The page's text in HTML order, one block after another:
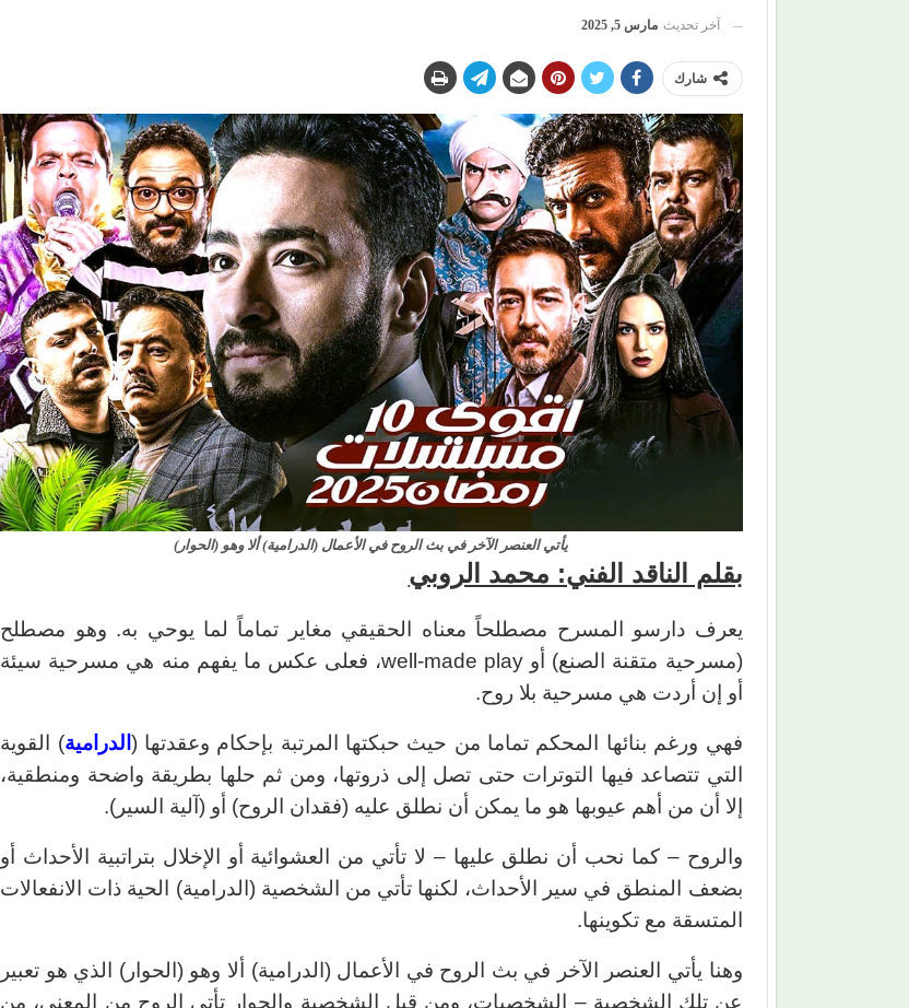
آخر تحديث مارس 5, 2025
شارك
يأتي العنصر الآخر في بث الروح في الأعمال (الدرامية) ألا وهو (الحوار)
بقلم الناقد الفني: محمد الروبي
يعرف دارسو المسرح مصطلحاً معناه الحقيقي مغاير تماماً لما يوحي به. وهو مصطلح
(مسرحية متقنة الصنع) أو well-made play، فعلى عكس ما يفهم منه هي مسرحية سيئة
أو إن أردت هي مسرحية بلا روح.
فهي ورغم بنائها المحكم تماما من حيث حبكتها المرتبة بإحكام وعقدتها ( الدرامية) القوية
التي تتصاعد فيها التوترات حتى تصل إلى ذروتها، ومن ثم حلها بطريقة واضحة ومنطقية،
إلا أن من أهم عيوبها هو ما يمكن أن نطلق عليه (فقدان الروح) أو (آلية السير).
والروح – كما نحب أن نطلق عليها – لا تأتي من العشوائية أو الإخلال بتراتبية الأحداث أو
بضعف المنطق في سير الأحداث، لكنها تأتي من الشخصية (الدرامية) الحية ذات الانفعالات
المتسقة مع تكوينها.
وهنا يأتي العنصر الآخر في بث الروح في الأعمال (الدرامية) ألا وهو (الحوار) الذي هو تعبير
عن تلك الشخصية – الشخصيات، ومن قبل الشخصية والحوار تأتي الروح من المعنى، من